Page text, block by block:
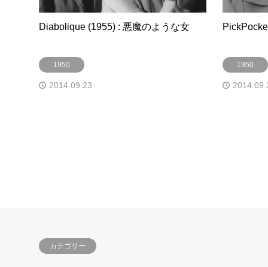
Diabolique (1955) : 悪魔のような女
1950
2014.09.23
1950
カテゴリー